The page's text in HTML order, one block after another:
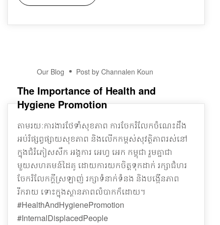
17
Our Blog Post by Channalen Koun
The Importance of Health and
Hygiene Promotion
តាមរយៈការងារថែទាំសុខភាព ការចែករំលែកចំណេះដឹង
អប់រំផ្សព្វផ្សាយសុខភាព និងលើកកម្ពស់សុវត្ថិភាពរស់នៅ
ក្នុងជំរំភៀសសឹក អង្គការ អេហ្វ អេក កម្ពុជា រួមគ្នាជា
មួយសហគមន៍ដៃគូ ដោយការយកចិត្តទុកដាក់ រក្សាជំហរ
ចែករំលែកក្តីស្រឡាញ់ រក្សាទំនាក់ទំនង និងបង្កើនភាព
រីករាយ ទោះក្នុងស្ថានភាពលំបាកក៏ដោយ។
#HealthAndHygienePromotion
#InternalDisplacedPeople